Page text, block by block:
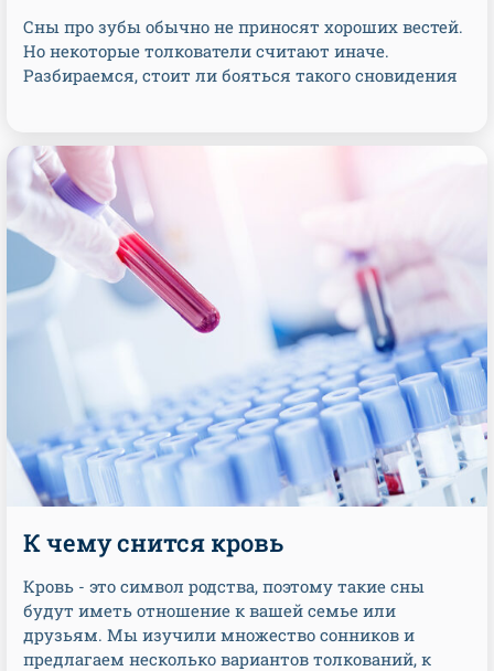
Сны про зубы обычно не приносят хороших вестей.
Но некоторые толкователи считают иначе.
Разбираемся, стоит ли бояться такого сновидения
К чему снится кровь
Кровь - это символ родства, поэтому такие сны
будут иметь отношение к вашей семье или
друзьям. Мы изучили множество сонников и
предлагаем несколько вариантов толкований, к